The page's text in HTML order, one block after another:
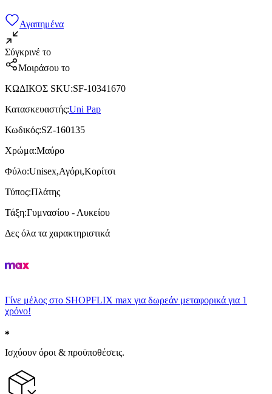
Αγαπημένα
Σύγκρινέ το
Μοιράσου το
ΚΩΔΙΚΟΣ SKU:SF-10341670
Κατασκευαστής:Uni Pap
Κωδικός:SZ-160135
Χρώμα:Μαύρο
Φύλο:Unisex,Αγόρι,Κορίτσι
Τύπος:Πλάτης
Τάξη:Γυμνασίου - Λυκείου
Δες όλα τα χαρακτηριστικά
Γίνε μέλος στο SHOPFLIX max για δωρεάν μεταφορικά για 1
χρόνο!
Ισχύουν όροι & προϋποθέσεις.